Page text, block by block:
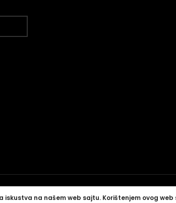
iskustva na našem web sajtu. Korištenjem ovog